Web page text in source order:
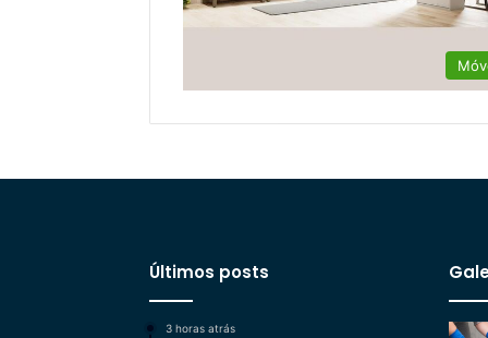
Últimos posts
3 horas atrás